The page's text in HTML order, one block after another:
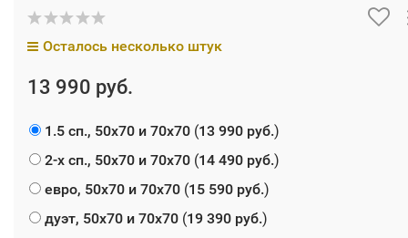
Осталось несколько штук
13 990 руб.
1.5 сп., 50х70 и 70х70 (13 990 руб.)
2-х сп., 50х70 и 70х70 (14 490 руб.)
евро, 50х70 и 70х70 (15 590 руб.)
дуэт, 50х70 и 70х70 (19 390 руб.)